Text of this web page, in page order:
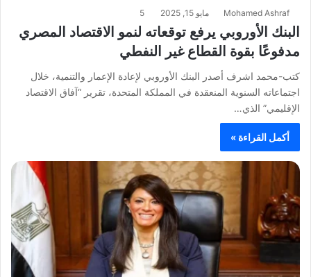
Mohamed Ashraf مايو 15, 2025 5
البنك الأوروبي يرفع توقعاته لنمو الاقتصاد المصري
مدفوعًا بقوة القطاع غير النفطي
كتب-محمد اشرف أصدر البنك الأوروبي لإعادة الإعمار والتنمية، خلال
اجتماعاته السنوية المنعقدة في المملكة المتحدة، تقرير “آفاق الاقتصاد
الإقليمي” الذي…
أكمل القراءة »